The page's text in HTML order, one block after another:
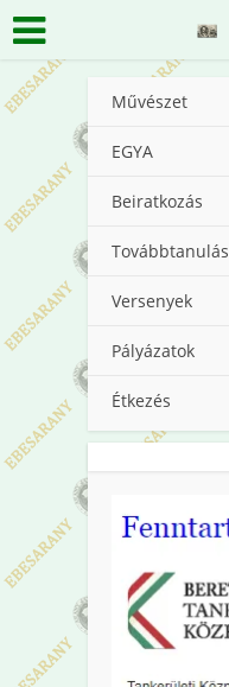
Művészet
EGYA
Beiratkozás
Továbbtanulás
Versenyek
Pályázatok
Étkezés